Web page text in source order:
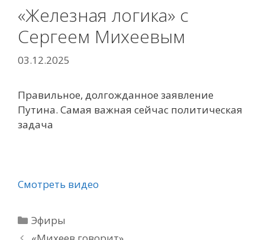
«Железная логика» с
Сергеем Михеевым
03.12.2025
Правильное, долгожданное заявление
Путина. Самая важная сейчас политическая
задача
Смотреть видео
Рубрики
Эфиры